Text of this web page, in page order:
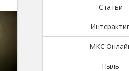
Статьи
МКС
Пыль